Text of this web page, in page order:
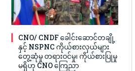
CNO/ CNDF ခေါင်းဆောင်တချို့
နှင့် NSPNC ကိုယ်စားလှယ်များ
တွေ့ဆုံမှု တရားဝင်မှု၊ ကိုယ်စားပြုမှု
မရှိဟု CNO ကြေညာ